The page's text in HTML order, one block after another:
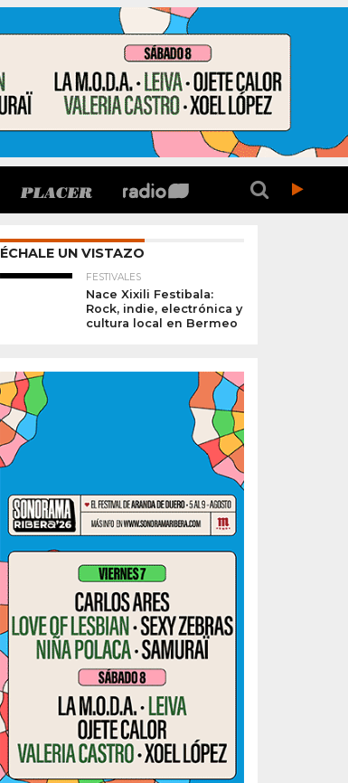
ÉCHALE UN VISTAZO
FESTIVALES
Nace Xixili Festibala:
Rock, indie, electrónica y
cultura local en Bermeo